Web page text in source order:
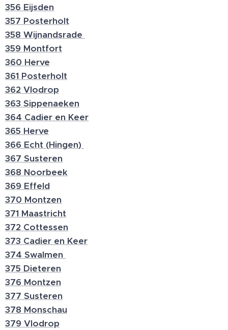
356 Eijsden
357 Posterholt
358 Wijnandsrade
359 Montfort
360 Herve
361 Posterholt
362 Vlodrop
363 Sippenaeken
364 Cadier en Keer
365 Herve
366 Echt (Hingen)
367 Susteren
368 Noorbeek
369 Effeld
370 Montzen
371 Maastricht
372 Cottessen
373 Cadier en Keer
374 Swalmen
375 Dieteren
376 Montzen
377 Susteren
378 Monschau
379 Vlodrop